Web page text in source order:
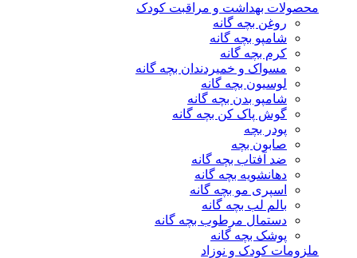
محصولات بهداشت و مراقبت کودک
روغن بچه گانه
شامپو بچه گانه
کرم بچه گانه
مسواک و خمیردندان بچه گانه
لوسیون بچه گانه
شامپو بدن بچه گانه
گوش پاک کن بچه گانه
پودر بچه
صابون بچه
ضد آفتاب بچه گانه
دهانشویه بچه گانه
اسپری مو بچه گانه
بالم لب بچه گانه
دستمال مرطوب بچه گانه
پوشک بچه گانه
ملزومات کودک و نوزاد